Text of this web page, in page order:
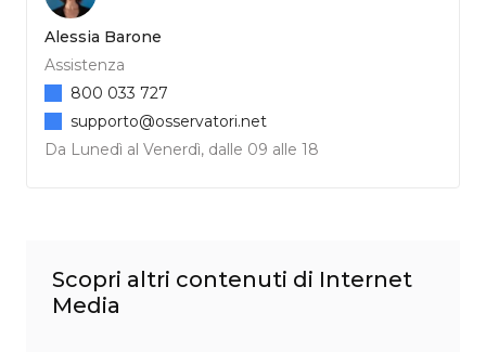
Alessia Barone
Assistenza
Da Lunedì al Venerdì, dalle 09 alle 18
800 033 727
supporto@osservatori.net
Scopri altri contenuti di Internet
Media